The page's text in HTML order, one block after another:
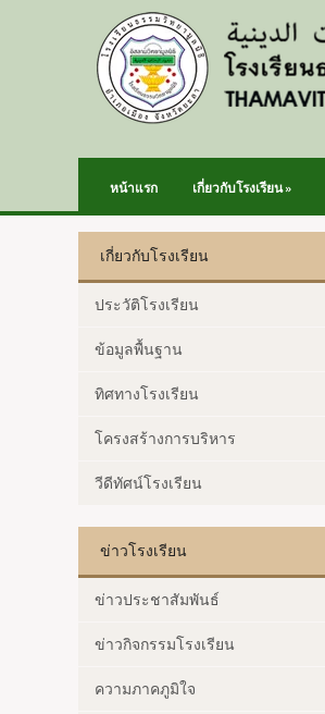
หน้าแรก เกี่ยวกับโรงเรียน»
เกี่ยวกับโรงเรียน
ประวัติโรงเรียน
ข้อมูลพื้นฐาน
ทิศทางโรงเรียน
โครงสร้างการบริหาร
วีดีทัศน์โรงเรียน
ข่าวโรงเรียน
ข่าวประชาสัมพันธ์
ข่าวกิจกรรมโรงเรียน
ความภาคภูมิใจ